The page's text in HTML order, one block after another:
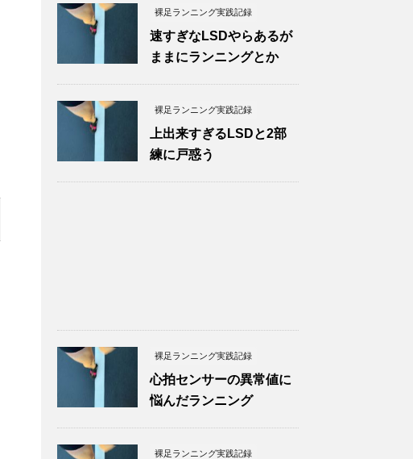
裸足ランニング実践記録
速すぎなLSDやらあるが
ままにランニングとか
裸足ランニング実践記録
上出来すぎるLSDと2部
練に戸惑う
裸足ランニング実践記録
心拍センサーの異常値に
悩んだランニング
裸足ランニング実践記録